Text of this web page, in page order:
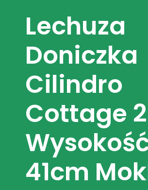
Lechuza
Doniczka
Cilindro
Cottage
41cm